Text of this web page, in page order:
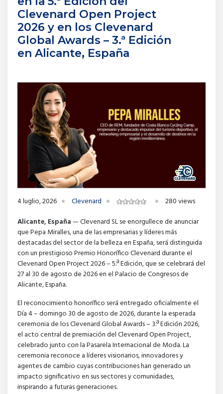
Clevenard Open Project
2026 y en los Clevenard
Global Awards – 3.ª Edición
en Alicante, España
4 luglio, 2026 Clevenard
280 views
Alicante, España— Clevenard SL se enorgullece de anunciar
que Pepa Miralles, una de las empresarias y líderes más
destacadas del sector de la belleza en España, será distinguida
con un prestigioso Premio Honorífico Clevenard durante el
Clevenard Open Project 2026 – 5.ª Edición, que se celebrará del
27 al 30 de agosto de 2026 en el Palacio de Congresos de
Alicante, España.
El reconocimiento honorífico será entregado oficialmente el
Día 4 – domingo 30 de agosto de 2026, durante la esperada
ceremonia de los Clevenard Global Awards – 3.ª Edición 2026,
el acto central de premiación del Clevenard Open Project,
celebrado junto con la Pasarela Internacional de Moda. La
ceremonia reconoce a líderes visionarios, innovadores y
agentes de cambio cuyas contribuciones han generado un
impacto significativo en sus sectores y comunidades,
inspirando a futuras generaciones.